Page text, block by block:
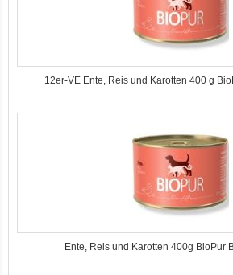
12er-VE Ente, Reis und Karotten 400 g
Ente, Reis und Karotten 400g BioPur